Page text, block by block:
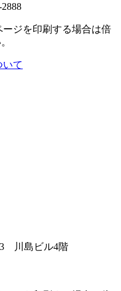
ジを印刷する場合は倍
いて
川島ビル4階